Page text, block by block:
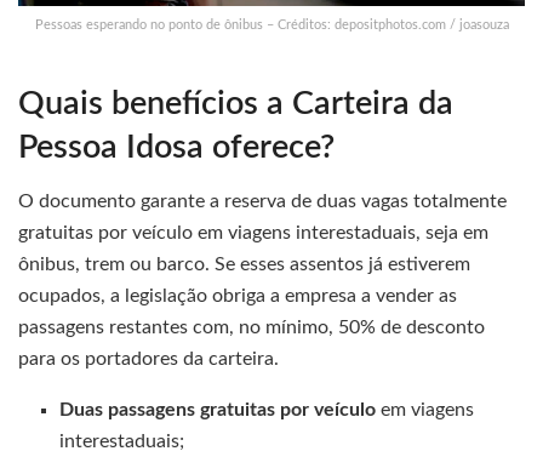
Pessoas esperando no ponto de ônibus – Créditos: depositphotos.com / joasouza
Quais benefícios a Carteira da
Pessoa Idosa oferece?
O documento garante a reserva de duas vagas totalmente
gratuitas por veículo em viagens interestaduais, seja em
ônibus, trem ou barco. Se esses assentos já estiverem
ocupados, a legislação obriga a empresa a vender as
passagens restantes com, no mínimo, 50% de desconto
para os portadores da carteira.
Duas passagens gratuitas por veículo em viagens
interestaduais;